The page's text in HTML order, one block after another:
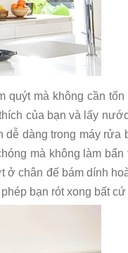
mà không cần
của bạn và lấy
dàng trong máy rửa
mà không làm
chân đế bám dính
bạn rót xong bất